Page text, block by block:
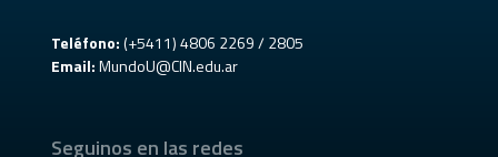
Teléfono:(+5411) 4806 2269 / 2805
Email: MundoU@CIN.edu.ar
Seguinos en las redes